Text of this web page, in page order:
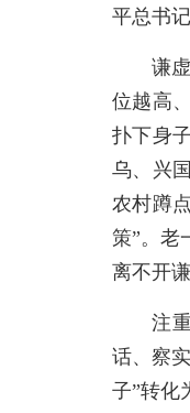
平总书
谦
位越高
扑下身
乌、兴
农村蹲
策”。老
离不开
注
话、察
子”转化